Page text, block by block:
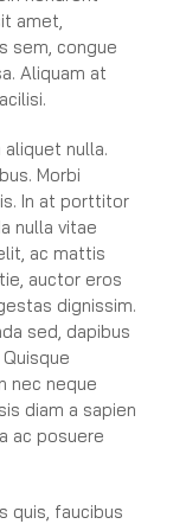
amet,
sem, congue
Aliquam at
nulla.
Morbi
In at porttitor
nulla vitae
ac mattis
auctor eros
dignissim.
sed, dapibus
nec neque
diam a sapien
ac posuere
quis, faucibus